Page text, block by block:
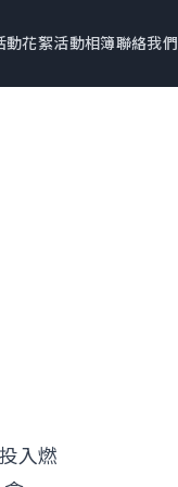
動花絮活動相簿聯絡我們
入燃